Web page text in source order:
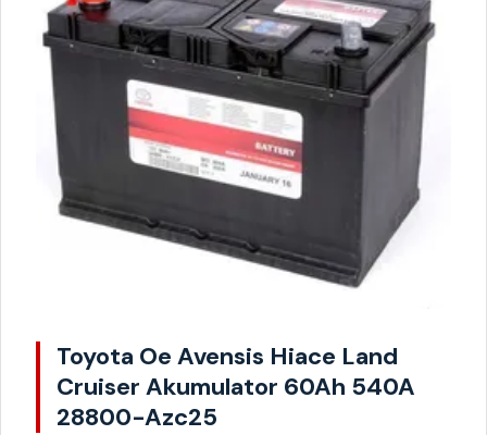
Toyota Oe Avensis Hiace Land
Cruiser Akumulator 60Ah 540A
28800-Azc25